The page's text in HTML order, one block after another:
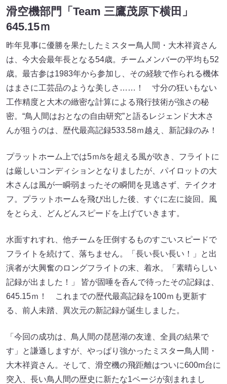
滑空機部門「Team 三鷹茂原下横田」
645.15ｍ
昨年見事に優勝を果たしたミスター鳥人間・大木祥資さん
は、今大会最年長となる54歳。チームメンバーの平均も52
歳。最古参は1983年から参加し、その経験で作られる機体
はまさに工芸品のような美しさ……！ 寸分の狂いもない
工作精度と大木の緻密な計算による飛行技術が強さの秘
密。“鳥人間はおとなの自由研究”と語るレジェンド大木さ
んが狙うのは、歴代最高記録533.58ｍ越え、新記録のみ！
プラットホーム上では5ｍ/sを超える風が吹き、フライトに
は厳しいコンディションとなりましたが、パイロットの大
木さんは風が一瞬弱まったその瞬間を見逃さず、テイクオ
フ。プラットホームを飛び出した後、すぐに左に旋回。風
をとらえ、どんどんスピードを上げていきます。
水面すれすれ、他チームを圧倒するものすごいスピードで
フライトを続けて、落ちません。「長い長い長い！」と出
演者が大興奮のロングフライトの末、着水。「素晴らしい
記録が出ました！」 皆が固唾を呑んで待ったその記録は、
645.15ｍ！ これまでの歴代最高記録を100ｍも更新す
る、前人未踏、異次元の新記録が誕生しました。
「今回の成功は、鳥人間の琵琶湖の友達、全員の結果で
す」と謙遜しますが、やっぱり強かったミスター鳥人間・
大木祥資さん。そして、滑空機の飛距離はついに600m台に
突入、長い鳥人間の歴史に新たな1ページが刻まれまし